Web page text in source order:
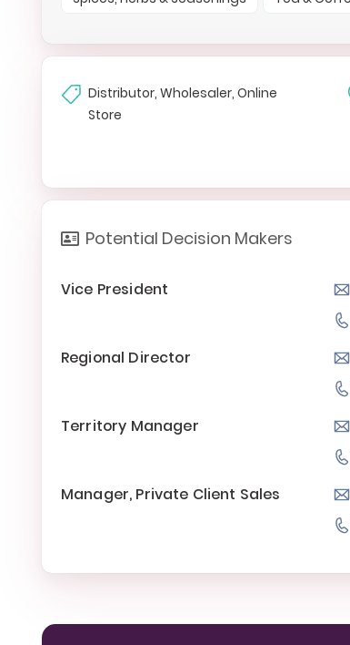
Distributor, Wholesaler, Online
Store
Potential Decision Makers
Vice President
Regional Director
Territory Manager
Manager, Private Client Sales